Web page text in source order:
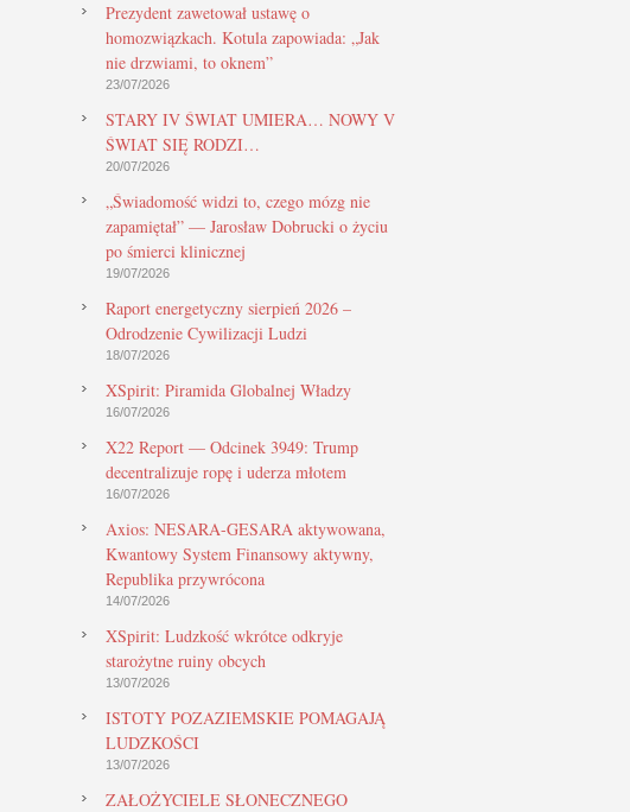
Prezydent zawetował ustawę o
homozwiązkach. Kotula zapowiada: „Jak
nie drzwiami, to oknem”
23/07/2026
STARY IV ŚWIAT UMIERA… NOWY V
ŚWIAT SIĘ RODZI…
20/07/2026
„Świadomość widzi to, czego mózg nie
zapamiętał” — Jarosław Dobrucki o życiu
po śmierci klinicznej
19/07/2026
Raport energetyczny sierpień 2026 –
Odrodzenie Cywilizacji Ludzi
18/07/2026
XSpirit: Piramida Globalnej Władzy
16/07/2026
X22 Report — Odcinek 3949: Trump
decentralizuje ropę i uderza młotem
16/07/2026
Axios: NESARA-GESARA aktywowana,
Kwantowy System Finansowy aktywny,
Republika przywrócona
14/07/2026
XSpirit: Ludzkość wkrótce odkryje
starożytne ruiny obcych
13/07/2026
ISTOTY POZAZIEMSKIE POMAGAJĄ
LUDZKOŚCI
13/07/2026
ZAŁOŻYCIELE SŁONECZNEGO